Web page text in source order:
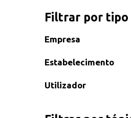
Filtrar por tipo
Empresa
Estabelecimento
Utilizador